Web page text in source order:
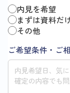
内見を希望
まずは資料だ
その他
ご希望条件・ご